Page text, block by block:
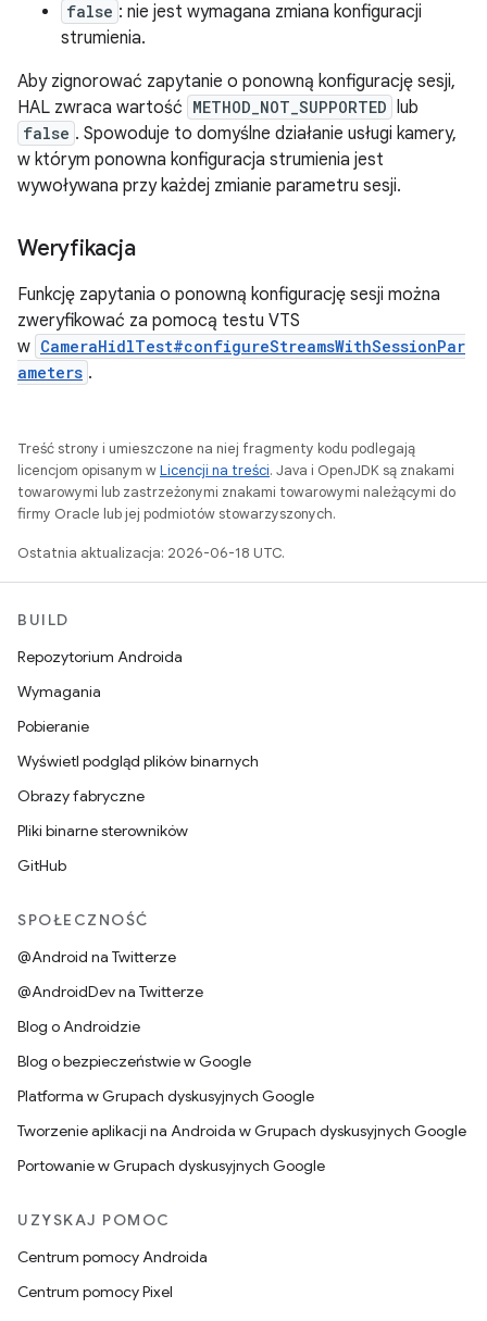
false : nie jest wymagana zmiana konfiguracji
strumienia.
Aby zignorować zapytanie o ponowną konfigurację sesji,
HAL zwraca wartość METHOD_NOT_SUPPORTED lub
false . Spowoduje to domyślne działanie usługi kamery,
w którym ponowna konfiguracja strumienia jest
wywoływana przy każdej zmianie parametru sesji.
Weryfikacja
Funkcję zapytania o ponowną konfigurację sesji można
zweryfikować za pomocą testu VTS
w CameraHidlTest#configureStreamsWithSessionPar
ameters .
Treść strony i umieszczone na niej fragmenty kodu podlegają
licencjom opisanym wLicencji na treści. Java i OpenJDK są znakami
towarowymi lub zastrzeżonymi znakami towarowymi należącymi do
firmy Oracle lub jej podmiotów stowarzyszonych.
Ostatnia aktualizacja: 2026-06-18 UTC.
BUILD
Repozytorium Androida
Wymagania
Pobieranie
Wyświetl podgląd plików binarnych
Obrazy fabryczne
Pliki binarne sterowników
GitHub
SPOŁECZNOŚĆ
@Android na Twitterze
@AndroidDev na Twitterze
Blog o Androidzie
Blog o bezpieczeństwie w Google
Platforma w Grupach dyskusyjnych Google
Tworzenie aplikacji na Androida w Grupach dyskusyjnych Google
Portowanie w Grupach dyskusyjnych Google
UZYSKAJ POMOC
Centrum pomocy Androida
Centrum pomocy Pixel